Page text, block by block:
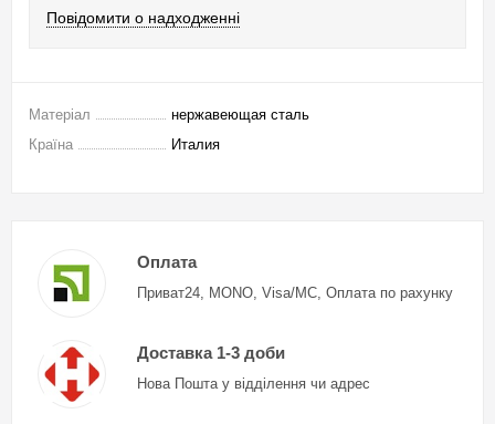
Повідомити о надходженні
Матеріал
нержавеющая сталь
Країна
Италия
Оплата
Приват24, MONO, Visa/MC, Оплата по рахунку
Доставка 1-3 доби
Нова Пошта у відділення чи адрес